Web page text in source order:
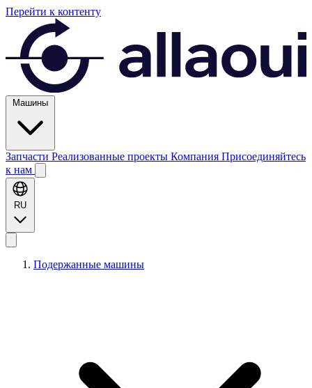
Перейти к контенту
Машины
Запчасти Реализованные проекты Компания Присоединяйтесь
к нам
RU
Подержанные машины